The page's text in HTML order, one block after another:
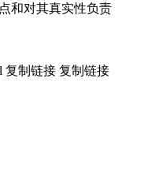
和对其真实性负责
复制链接 复制链接